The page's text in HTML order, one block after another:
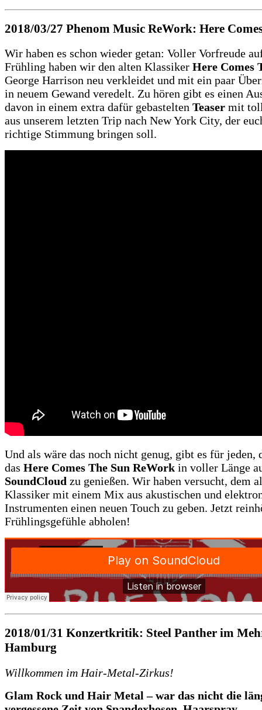
2018/03/27 Phenom Music ReWork: Here
Wir haben es schon wieder getan: Voller Vorfreude
Frühling haben wir den alten Klassiker Here Comes
George Harrison neu verkleidet und mit ein paar
in neuem Gewand veredelt. Zu hören gibt es einen
davon in einem extra dafür gebastelten Teaser mit
aus unserem letzten Trip nach New York City, der
richtige Stimmung bringen soll.
Und als wäre das noch nicht genug, gibt es für jeden,
das Here Comes The Sun ReWork in voller Länge
SoundCloud zu genießen. Wir haben versucht, dem
Klassiker mit einem Mix aus akustischen und
Instrumenten einen neuen Touch zu geben. Jetzt
Frühlingsgefühle abholen!
2018/01/31 Konzertkritik: Steel Panther im
Hamburg
Willkommen im Hair-Metal-Zirkus!
Glam Rock und Hair Metal – war das nicht die